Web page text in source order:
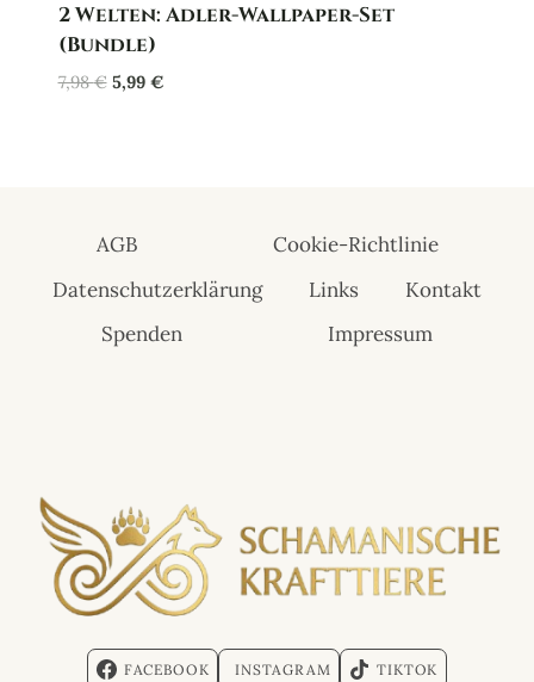
2 Welten: Adler-Wallpaper-Set
(Bundle)
7,98€ Ursprünglicher
5,99 €Aktueller
AGB
Cookie-Richtlinie
Datenschutzerklärung
Links
Kontakt
Spenden
Impressum
FACEBOOK INSTAGRAM TIKTOK